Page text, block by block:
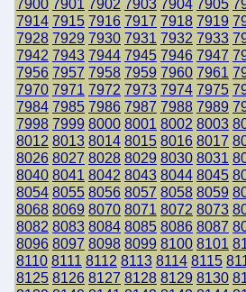
7900 7901 7902 7903 7904 7905
7914 7915 7916 7917 7918 7919
7928 7929 7930 7931 7932 7933
7942 7943 7944 7945 7946 7947
7956 7957 7958 7959 7960 7961
7970 7971 7972 7973 7974 7975
7984 7985 7986 7987 7988 7989
7998 7999 8000 8001 8002 8003
8012 8013 8014 8015 8016 8017
8026 8027 8028 8029 8030 8031
8040 8041 8042 8043 8044 8045
8054 8055 8056 8057 8058 8059
8068 8069 8070 8071 8072 8073
8082 8083 8084 8085 8086 8087
8096 8097 8098 8099 8100 8101
8110 8111 8112 8113 8114 8115
8125 8126 8127 8128 8129 8130